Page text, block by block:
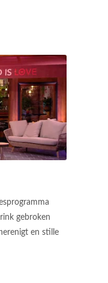
gebroken
en stille